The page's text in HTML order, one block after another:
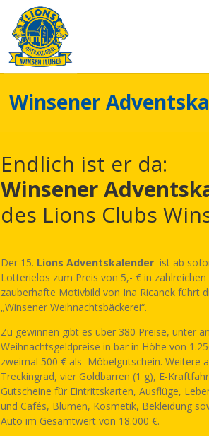
Winsener
Endlich ist er da:
Winsener
des Lions Clubs
Der 15. Lions Adventskalender ist ab
Lotterielos zum Preis von 5,- € in
zauberhafte Motivbild von Ina Ricanek führt
„Winsener Weihnachtsbäckerei“.
Zu gewinnen gibt es über 380 Preise, unter
Weihnachtsgeldpreise in bar in Höhe von
zweimal 500 € als Möbelgutschein. Weitere
Treckingrad, vier Goldbarren (1 g), E-
Gutscheine für Eintrittskarten, Ausflüge,
und Cafés, Blumen, Kosmetik, Bekleidung
Auto im Gesamtwert von 18.000 €.